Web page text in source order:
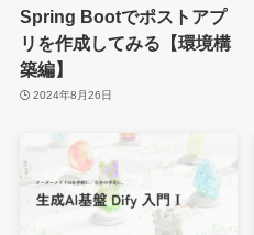
Spring Bootでポストアプ
リを作成してみる【環境構
築編】
2024年8月26日